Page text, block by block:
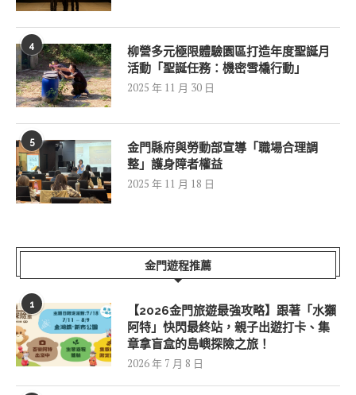
4
柳營多元極限體驗園區打造年度聖誕月
活動「聖誕任務：機密雪橇行動」
2025 年 11 月 30 日
5
金門縣府與勞動部宣導「職場合理調
整」護身障者權益
2025 年 11 月 18 日
金門遊程推薦
1
【2026金門旅遊最強攻略】跟著「水獺
阿特」快閃最終站，親子出遊打卡、集
章拿盲盒的島嶼探險之旅！
2026 年 7 月 8 日